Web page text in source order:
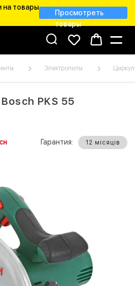
на товары
Просмотреть
товары
Электропилы
PKS 55
Гарантия: 12 місяців